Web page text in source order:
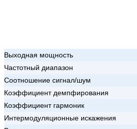
Выходная мощность
Частотный диапазон
Соотношение сигнал/шум
Коэффициент демпфирования
Коэффициент гармоник
Интермодуляционные искажения